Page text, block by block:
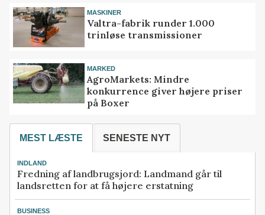
MASKINER
Valtra-fabrik runder 1.000
trinløse transmissioner
MARKED
AgroMarkets: Mindre
konkurrence giver højere priser
på Boxer
MEST LÆSTE SENESTE NYT
INDLAND
Fredning af landbrugsjord: Landmand går til
landsretten for at få højere erstatning
BUSINESS